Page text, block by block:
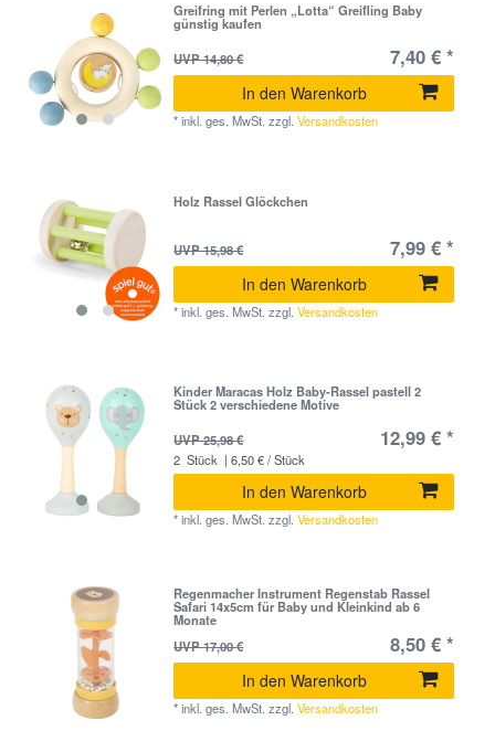
Greifring mit Perlen „Lotta“ Greifling Baby
günstig kaufen
UVP 14,80 €
7,40 € *
In den Warenkorb
*inkl. ges. MwSt. zzgl.Versandkosten
Holz Rassel Glöckchen
UVP 15,98 € 7,99 € *
In den Warenkorb
*inkl. ges. MwSt. zzgl.Versandkosten
Kinder Maracas Holz Baby-Rassel pastell 2
Stück 2 verschiedene Motive
UVP 25,98 €
12,99 € *
2 Stück | 6,50 € / Stück
In den Warenkorb
*inkl. ges. MwSt. zzgl.Versandkosten
Regenmacher Instrument Regenstab Rassel
Safari 14x5cm für Baby und Kleinkind ab 6
Monate
UVP 17,00 €
8,50 € *
In den Warenkorb
*inkl. ges. MwSt. zzgl.Versandkosten